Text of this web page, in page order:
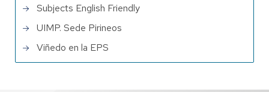
Subjects English Friendly
UIMP. Sede Pirineos
Viñedo en la EPS